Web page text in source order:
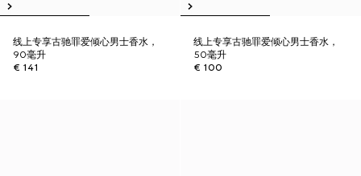
线上专享古驰罪爱倾心男士香水，
90毫升
€ 141
线上专享古驰罪爱倾心男士香水，
50毫升
€ 100